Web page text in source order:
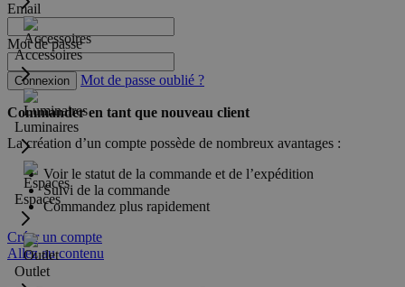
Accessoires
Luminaires
Espaces
Outlet
Email
Mot de passe
Connexion Mot de passe oublié ?
Commander en tant que nouveau client
La création d’un compte possède de nombreux avantages :
Voir le statut de la commande et de l’expédition
Suivi de la commande
Commandez plus rapidement
Créer un compte
Allez au contenu